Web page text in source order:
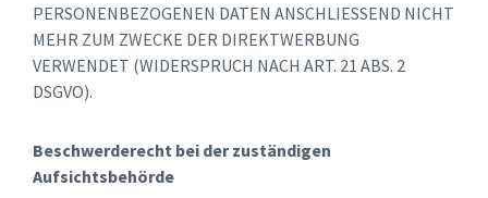
PERSONENBEZOGENEN DATEN ANSCHLIESSEND NICHT
MEHR ZUM ZWECKE DER DIREKTWERBUNG
VERWENDET (WIDERSPRUCH NACH ART. 21 ABS. 2
DSGVO).
Beschwerderecht bei der zuständigen
Aufsichtsbehörde